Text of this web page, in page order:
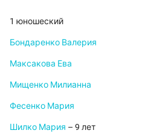
1 юношеский
Бондаренко Валерия
Максакова Ева
Мищенко Милианна
Фесенко Мария
Шилко Мария – 9 лет